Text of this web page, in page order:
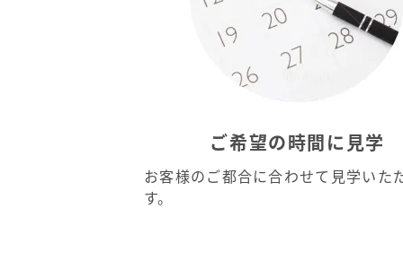
ご希望の時間に見学
お客様のご都合に合わせて見学いた
す。